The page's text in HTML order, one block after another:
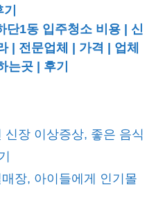
단1동 입주청소 비용 | 신
| 전문업체 | 가격 | 업체
는곳 | 후기
신장 이상증상, 좋은 음식
장, 아이들에게 인기몰